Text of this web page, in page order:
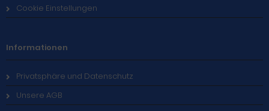
Cookie Einstellungen
Informationen
Privatsphäre und Datenschutz
Unsere AGB